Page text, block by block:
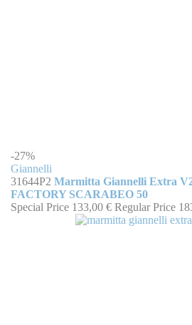
-27%
Giannelli
31644P2 Marmitta Giannelli Extra
FACTORY SCARABEO 50
Special Price 133,00 € Regular Price